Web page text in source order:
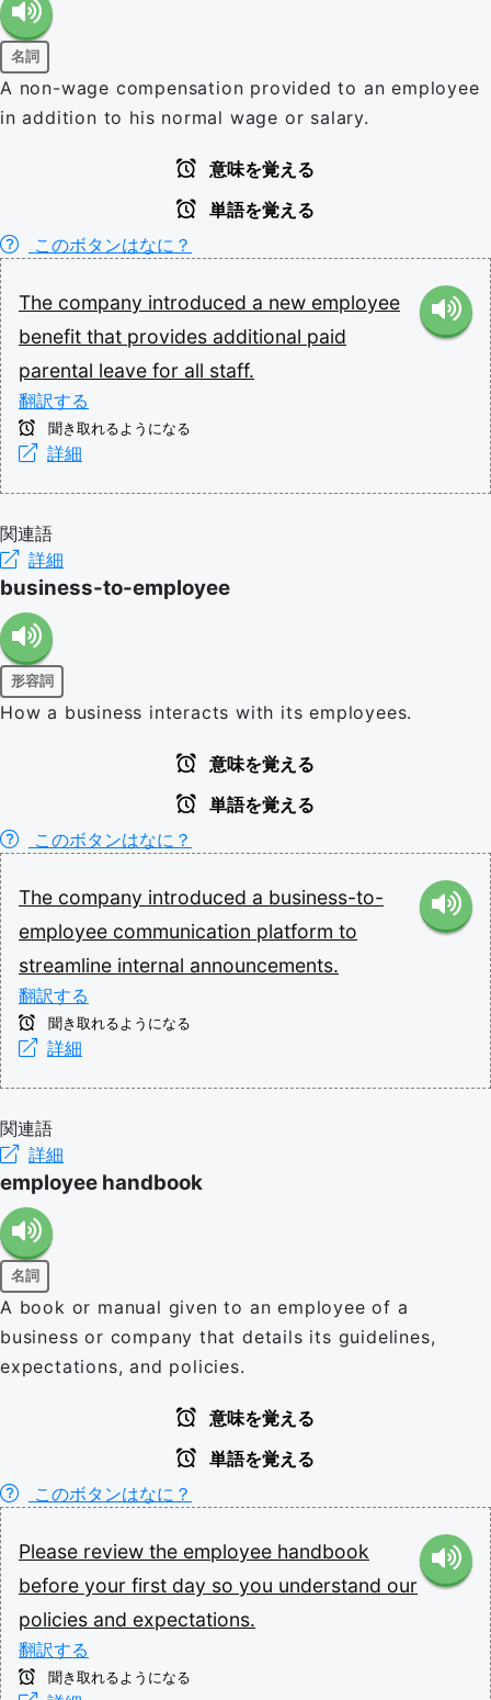
名詞
A non-wage compensation provided to an employee
in addition to his normal wage or salary.
意味を覚える
単語を覚える
このボタンはなに？
The company introduced a new employee
benefit that provides additional paid
parental leave for all staff.
翻訳する
聞き取れるようになる
詳細
関連語
詳細
business-to-employee
形容詞
How a business interacts with its employees.
意味を覚える
単語を覚える
このボタンはなに？
The company introduced a business-to-
employee communication platform to
streamline internal announcements.
翻訳する
聞き取れるようになる
詳細
関連語
詳細
employee handbook
名詞
A book or manual given to an employee of a
business or company that details its guidelines,
expectations, and policies.
意味を覚える
単語を覚える
このボタンはなに？
Please review the employee handbook
before your first day so you understand our
policies and expectations.
翻訳する
聞き取れるようになる